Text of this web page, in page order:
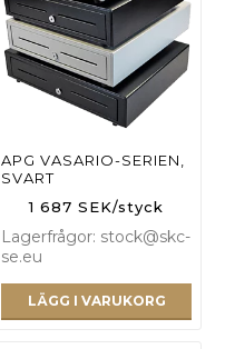
APG VASARIO-SERIEN,
SVART
1 687 SEK/styck
Lagerfrågor: stock@skc-
se.eu
LÄGG I VARUKORG